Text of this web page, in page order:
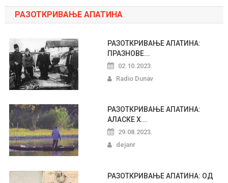
РАЗОТКРИВАЊЕ АПАТИНА
РАЗОТКРИВАЊЕ АПАТИНА:
ПРАЗНОВЕ...
02.10.2023.
Radio Dunav
РАЗОТКРИВАЊЕ АПАТИНА:
АЛАСКЕ Х...
29.08.2023.
dejanr
РАЗОТКРИВАЊЕ АПАТИНА: ОД